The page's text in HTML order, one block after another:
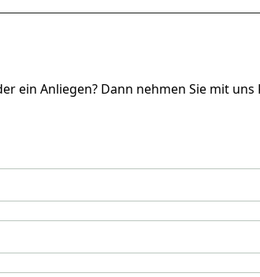
ein Anliegen? Dann nehmen Sie mit